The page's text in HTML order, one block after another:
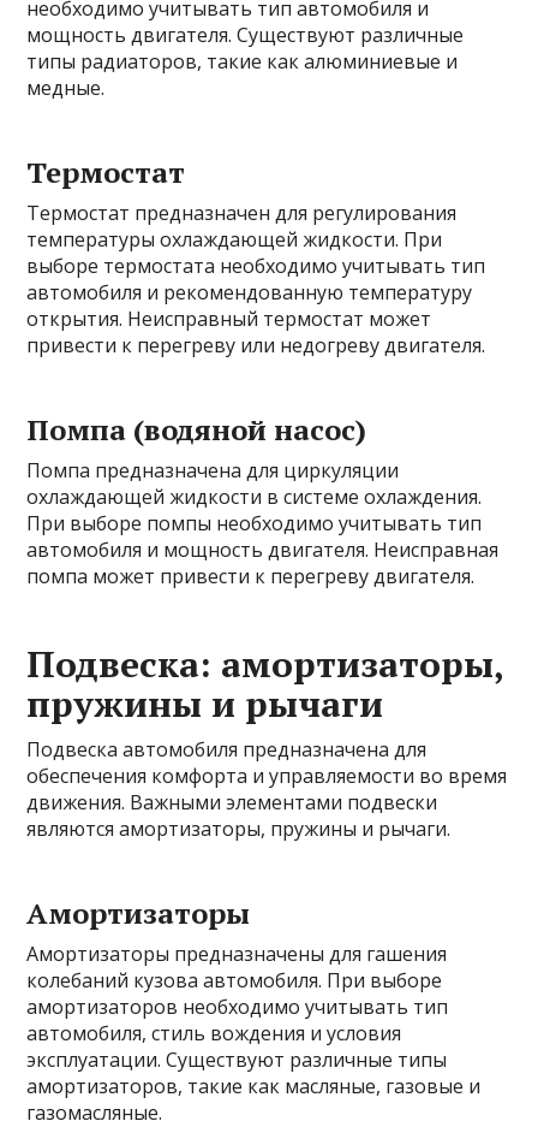
необходимо учитывать тип автомобиля и
мощность двигателя. Существуют различные
типы радиаторов, такие как алюминиевые и
медные.
Термостат
Термостат предназначен для регулирования
температуры охлаждающей жидкости. При
выборе термостата необходимо учитывать тип
автомобиля и рекомендованную температуру
открытия. Неисправный термостат может
привести к перегреву или недогреву двигателя.
Помпа (водяной насос)
Помпа предназначена для циркуляции
охлаждающей жидкости в системе охлаждения.
При выборе помпы необходимо учитывать тип
автомобиля и мощность двигателя. Неисправная
помпа может привести к перегреву двигателя.
Подвеска: амортизаторы,
пружины и рычаги
Подвеска автомобиля предназначена для
обеспечения комфорта и управляемости во время
движения. Важными элементами подвески
являются амортизаторы, пружины и рычаги.
Амортизаторы
Амортизаторы предназначены для гашения
колебаний кузова автомобиля. При выборе
амортизаторов необходимо учитывать тип
автомобиля, стиль вождения и условия
эксплуатации. Существуют различные типы
амортизаторов, такие как масляные, газовые и
газомасляные.